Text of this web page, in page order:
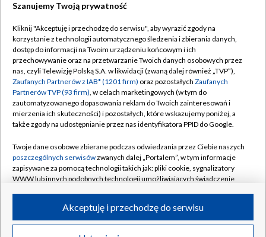
TVP
Abonament TVP
Emisja w TVP
Centrum informacji TVP
Naziemna Telewizja Cyfrowa
Rada Programowa
System NOS
Informacje o nadawcy
Program dla prasy
Regulamin TVP
Polityka prywatności
Moje zgody
Pomoc
Kontakt
Kanały
©2026 Telewizja Polska S.A. w likwidacji
Szanujemy Twoją prywatność
Kliknij "Akceptuję i przechodzę do serwisu", aby wyrazić zgody na
korzystanie z technologii automatycznego śledzenia i zbierania danych,
dostęp do informacji na Twoim urządzeniu końcowym i ich
przechowywanie oraz na przetwarzanie Twoich danych osobowych przez
nas, czyli Telewizję Polską S.A. w likwidacji (zwaną dalej również „TVP”),
Zaufanych Partnerów z IAB* (1201 firm) oraz pozostałych Zaufanych
Partnerów TVP (93 firm), w celach marketingowych (w tym do
zautomatyzowanego dopasowania reklam do Twoich zainteresowań i
mierzenia ich skuteczności) i pozostałych, które wskazujemy poniżej, a
także zgody na udostępnianie przez nas identyfikatora PPID do Google.
Twoje dane osobowe zbierane podczas odwiedzania przez Ciebie naszych
poszczególnych serwisówzwanych dalej „Portalem”, w tym informacje
zapisywane za pomocą technologii takich jak: pliki cookie, sygnalizatory
WWW lub innych podobnych technologii umożliwiających świadczenie
ruchu w Internecie.
Twoje dane osobowe zbierane podczas odwiedzania przez Ciebie
Akceptuję i przechodzę do serwisu